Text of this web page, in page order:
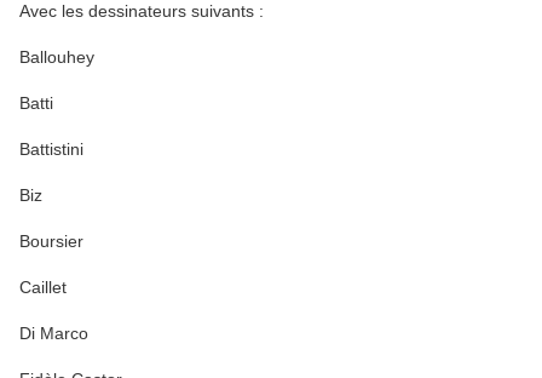
Avec les dessinateurs suivants :
Ballouhey
Batti
Battistini
Biz
Boursier
Caillet
Di Marco